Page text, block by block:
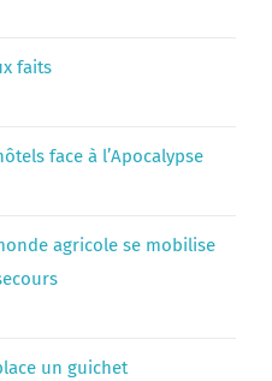
faits
face à l’Apocalypse
agricole se mobilise
un guichet